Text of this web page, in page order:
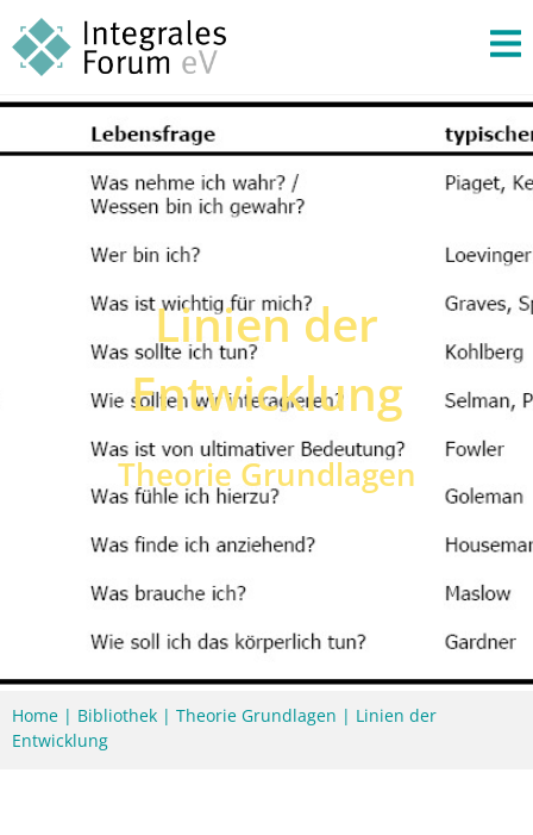
Linien der
Entwicklung
Theorie Grundlagen
Home | Bibliothek | Theorie Grundlagen | Linien der
Entwicklung